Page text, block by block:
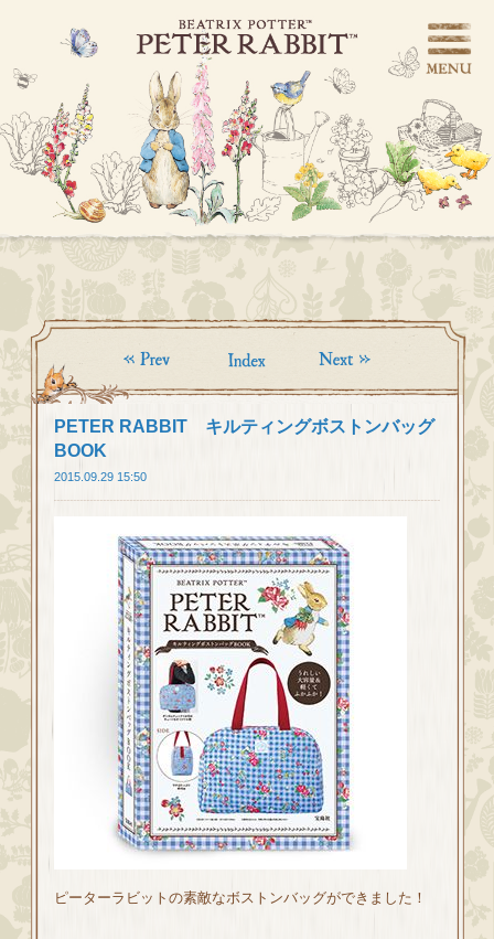
PETER RABBIT キルティングボストンバッグ
BOOK
2015.09.29 15:50
ピーターラビットの素敵なボストンバッグができました！